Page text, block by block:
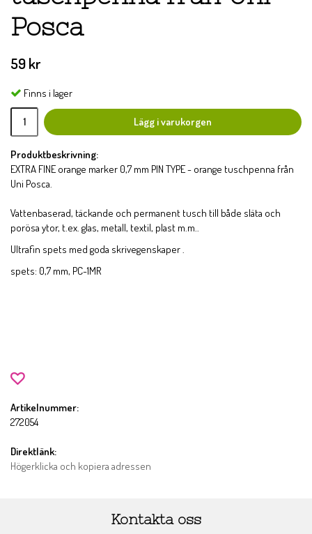
Posca
59 kr
Finns i lager
Lägg i varukorgen
Produktbeskrivning:
EXTRA FINE orange marker 0,7 mm PIN TYPE - orange tuschpenna från
Uni Posca.
Vattenbaserad, täckande och permanent tusch till både släta och
porösa ytor, t.ex. glas, metall, textil, plast m.m..
Ultrafin spets med goda skrivegenskaper .
spets: 0,7 mm, PC-1MR
Artikelnummer:
272054
Direktlänk:
Högerklicka och kopiera adressen
Kontakta oss